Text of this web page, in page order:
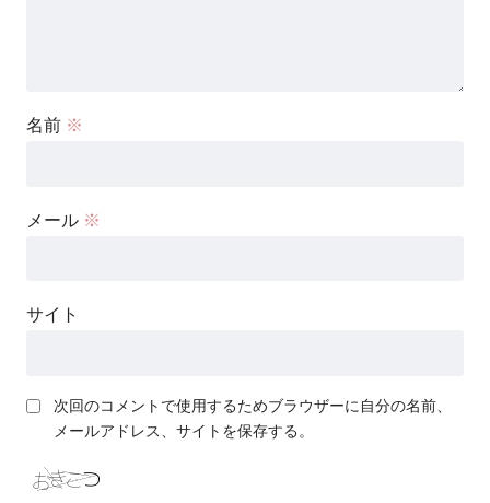
名前 ※
メール ※
サイト
次回のコメントで使用するためブラウザーに自分の名前、
メールアドレス、サイトを保存する。